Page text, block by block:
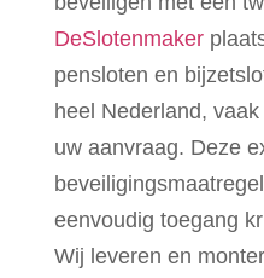
DeSlotenmaker
pensloten en
heel Nederland,
uw aanvraag. Deze
eenvoudig toegang
Wij leveren en